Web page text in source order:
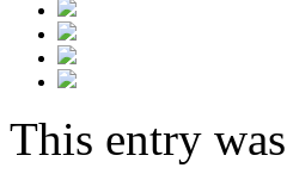
This entry